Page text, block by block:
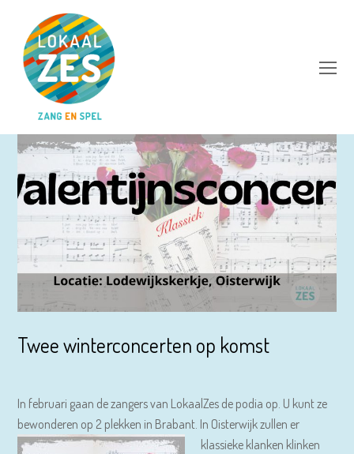
Twee winterconcerten op komst
In februari gaan de zangers van LokaalZes de podia op. U kunt ze
bewonderen op 2 plekken in Brabant. In Oisterwijk zullen er
klassieke klanken klinken